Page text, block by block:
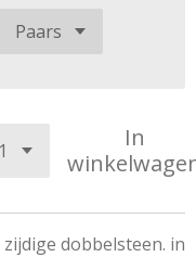
In
zijdige dobbelsteen. in